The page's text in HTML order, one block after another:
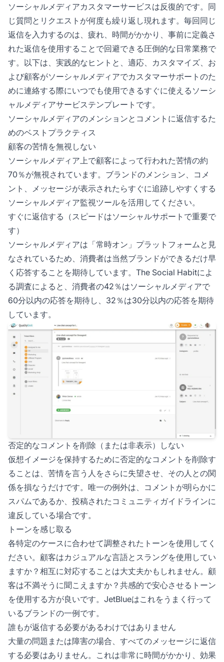
ソーシャルメディアカスタマーサービスは反復的です。同
じ質問とリクエストが何度も繰り返し現れます。毎回同じ
返信を入力するのは、疲れ、時間がかかり、事前に定義さ
れた返信を使用することで回避できる圧倒的な日常業務で
す。以下は、実践的なヒントと、適応、カスタマイズ、お
よび顧客がソーシャルメディアでカスタマーサポートのた
めに連絡する際にいつでも使用できるすぐに使えるソーシ
ャルメディアサービステンプレートです。
ソーシャルメディアのメンションとコメントに返信するた
めのベストプラクティス
顧客の苦情を無視しない
ソーシャルメディア上で顧客によって行われた苦情の約
70％が無視されています。ブランドのメンション、コメ
ント、メッセージが表示されたらすぐに追跡しやすくする
ソーシャルメディア監視ツールを活用してください。
すぐに返信する（スピードはソーシャルサポートで重要で
す）
ソーシャルメディアは「常時オン」プラットフォームと見
なされているため、消費者は当然ブランドができるだけ早
く応答することを期待しています。The Social Habitによ
る調査によると、消費者の42％はソーシャルメディアで
60分以内の応答を期待し、32％は30分以内の応答を期待
しています。
否定的なコメントを削除（または非表示）しない
仮想イメージを保持するために否定的なコメントを削除す
ることは、苦情を言う人をさらに失望させ、その人との関
係を損なうだけです。唯一の例外は、コメントが明らかに
スパムであるか、投稿されたコミュニティガイドラインに
違反している場合です。
トーンを感じ取る
各特定のケースに合わせて調整されたトーンを使用してく
ださい。顧客はカジュアルな言語とスラングを使用してい
ますか？相互に対応することは大丈夫かもしれません。顧
客は不満そうに聞こえますか？共感的で安心させるトーン
を使用する方が良いです。JetBlueはこれをうまく行って
いるブランドの一例です。
誰もが返信する必要があるわけではありません
大量の問題または障害の場合、すべてのメッセージに返信
する必要はありません。これは非常に時間がかかり、効果